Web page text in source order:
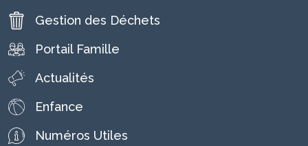
Gestion des Déchets
Portail Famille
Actualités
Enfance
Numéros Utiles